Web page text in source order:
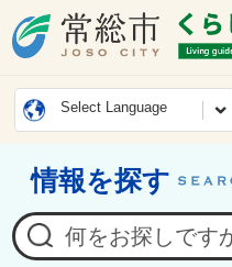
Select Language
情報を探す